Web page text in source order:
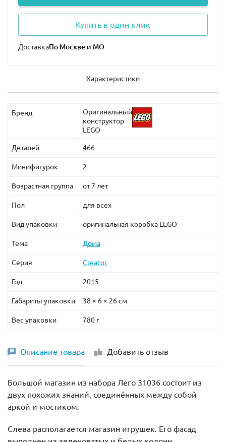
Размеры: 17,5х42,5х 27,5 см
Купить в один клик
Доставка
Характеристики
Бренд
Оригинальный
конструктор
LEGO
Деталей 466
Минифигурок 2
Возрастная группа от 7 лет
Пол для всех
Вид упаковки оригинальная коробка LEGO
Тема Дома
Серия Creator
Год 2015
Габариты упаковки 38 × 6 × 26 см
Вес упаковки 780 г
Описание товара Добавить отзыв
Большой магазин из набора Лего 31036 состоит из
двух похожих знаний, соединённых между собой
аркой и мостиком.
Слева располагается магазин игрушек. Его фасад